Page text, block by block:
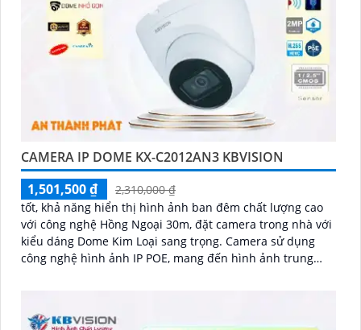
CAMERA IP DOME KX-C2012AN3 KBVISION
1,501,500 ₫
2,310,000 ₫
tốt, khả năng hiển thị hình ảnh ban đêm chất lượng cao
với công nghệ Hồng Ngoại 30m, đặt camera trong nhà với
kiểu dáng Dome Kim Loại sang trọng. Camera sử dụng
công nghệ hình ảnh IP POE, mang đến hình ảnh trung